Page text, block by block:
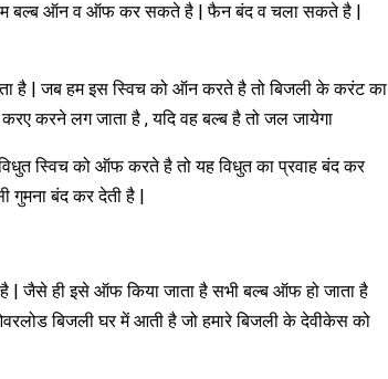
हम बल्ब ऑन व ऑफ कर सकते है | फैन बंद व चला सकते है |
है | जब हम इस स्विच को ऑन करते है तो बिजली के करंट का
करने लग जाता है , यदि वह बल्ब है तो जल जायेगा
स्विच को ऑफ करते है तो यह विधुत का प्रवाह बंद कर
गुमना बंद कर देती है |
जैसे ही इसे ऑफ किया जाता है सभी बल्ब ऑफ हो जाता है
बिजली घर में आती है जो हमारे बिजली के देवीकेस को